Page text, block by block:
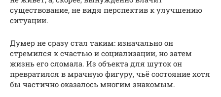
существование, не видя перспектив к улучшению
ситуации.
Думер не сразу стал таким: изначально он
стремился к счастью и социализации, но затем
жизнь его сломала. Из объекта для шуток он
превратился в мрачную фигуру, чьё состояние хотя
бы частично оказалось многим знакомым.